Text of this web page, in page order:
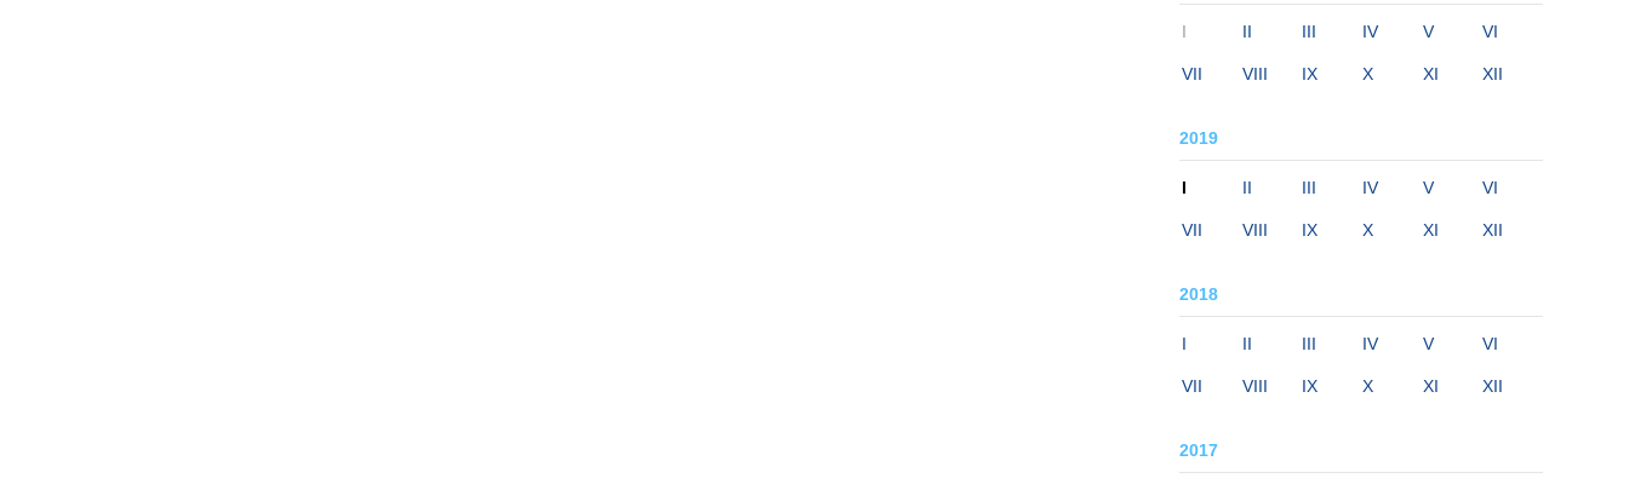
I II III IV V VI
VII VIII IX X XI XII
2019
I II III IV V VI
VII VIII IX X XI XII
2018
I II III IV V VI
VII VIII IX X XI XII
2017